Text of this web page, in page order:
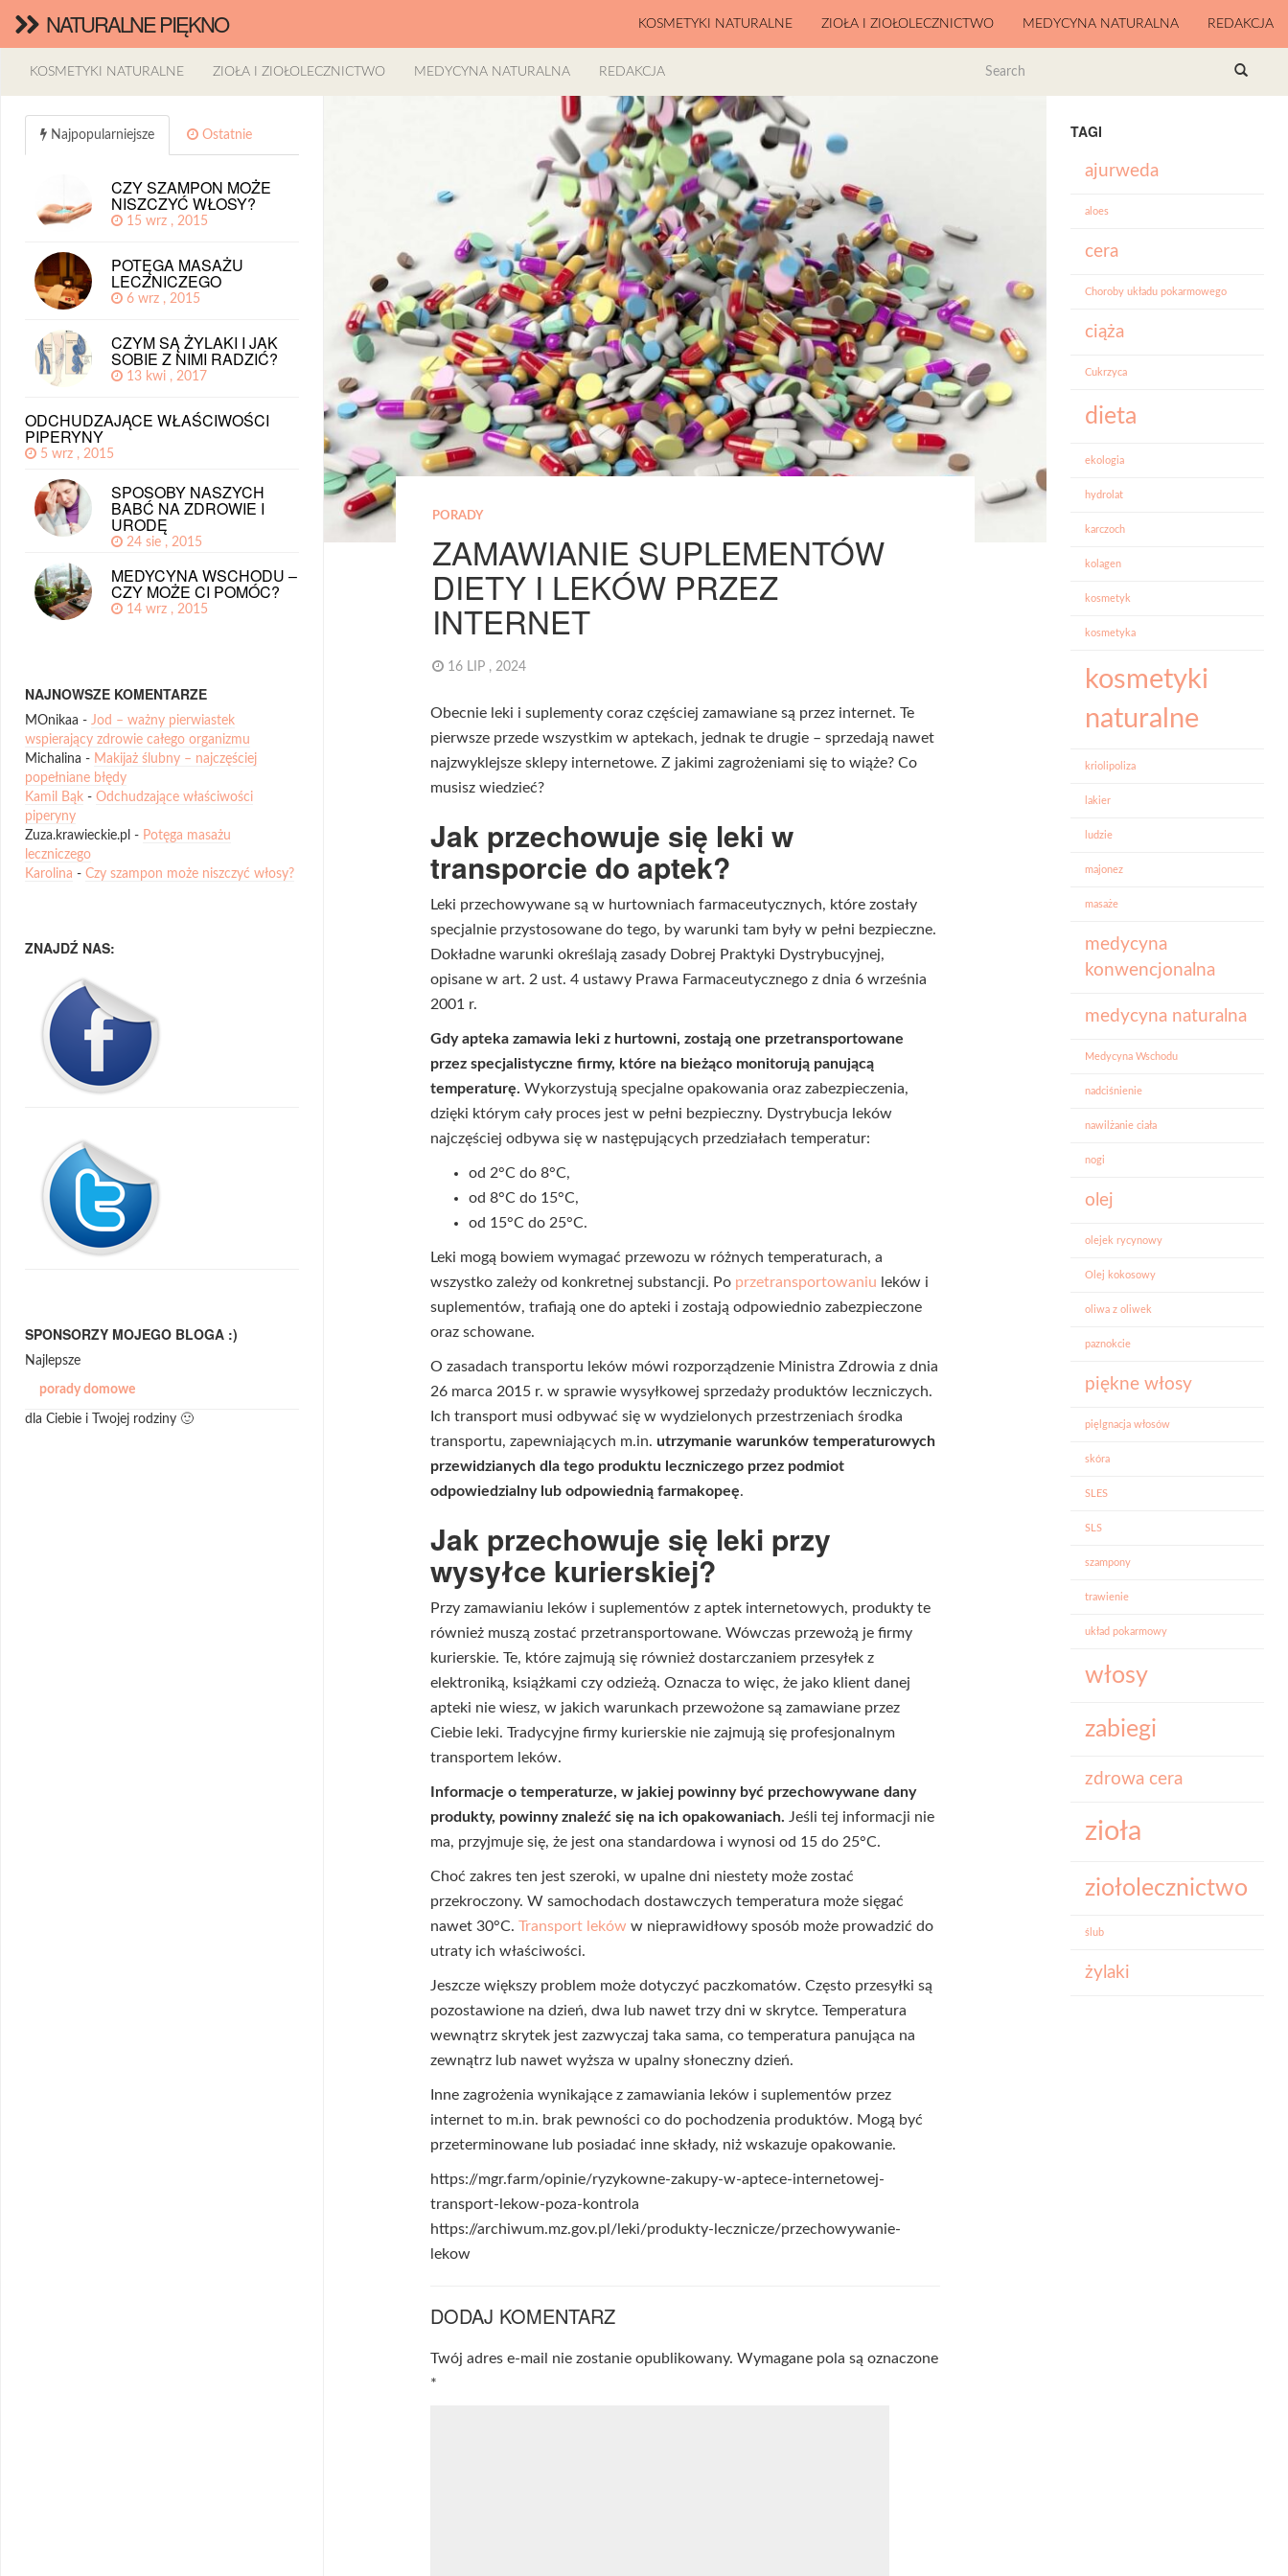
NATURALNE PIĘKNO KOSMETYKI NATURALNE ZIOŁA I ZIOŁOLECZNICTWO MEDYCYNA NATURALNA REDAKCJA
KOSMETYKI NATURALNE ZIOŁA I ZIOŁOLECZNICTWO MEDYCYNA NATURALNA REDAKCJA
PORADY
ZAMAWIANIE SUPLEMENTÓW
DIETY I LEKÓW PRZEZ
INTERNET
16 LIP , 2024
Obecnie leki i suplementy coraz częściej zamawiane są przez internet. Te
pierwsze przede wszystkim w aptekach, jednak te drugie – sprzedają nawet
najzwyklejsze sklepy internetowe. Z jakimi zagrożeniami się to wiąże? Co
musisz wiedzieć?
Jak przechowuje się leki w
transporcie do aptek?
Leki przechowywane są w hurtowniach farmaceutycznych, które zostały
specjalnie przystosowane do tego, by warunki tam były w pełni bezpieczne.
Dokładne warunki określają zasady Dobrej Praktyki Dystrybucyjnej,
opisane w art. 2 ust. 4 ustawy Prawa Farmaceutycznego z dnia 6 września
2001 r.
Gdy apteka zamawia leki z hurtowni, zostają one przetransportowane
przez specjalistyczne firmy, które na bieżąco monitorują panującą
temperaturę.Wykorzystują specjalne opakowania oraz zabezpieczenia,
dzięki którym cały proces jest w pełni bezpieczny. Dystrybucja leków
najczęściej odbywa się w następujących przedziałach temperatur:
od 2°C do 8°C,
od 8°C do 15°C,
od 15°C do 25°C.
Leki mogą bowiem wymagać przewozu w różnych temperaturach, a
wszystko zależy od konkretnej substancji. Po przetransportowaniu leków i
suplementów, trafiają one do apteki i zostają odpowiednio zabezpieczone
oraz schowane.
O zasadach transportu leków mówi rozporządzenie Ministra Zdrowia z dnia
26 marca 2015 r. w sprawie wysyłkowej sprzedaży produktów leczniczych.
Ich transport musi odbywać się w wydzielonych przestrzeniach środka
transportu, zapewniających m.in. utrzymanie warunków temperaturowych
przewidzianych dla tego produktu leczniczego przez podmiot
odpowiedzialny lub odpowiednią farmakopeę.
Jak przechowuje się leki przy
wysyłce kurierskiej?
Przy zamawianiu leków i suplementów z aptek internetowych, produkty te
również muszą zostać przetransportowane. Wówczas przewożą je firmy
kurierskie. Te, które zajmują się również dostarczaniem przesyłek z
elektroniką, książkami czy odzieżą. Oznacza to więc, że jako klient danej
apteki nie wiesz, w jakich warunkach przewożone są zamawiane przez
Ciebie leki. Tradycyjne firmy kurierskie nie zajmują się profesjonalnym
transportem leków.
Informacje o temperaturze, w jakiej powinny być przechowywane dany
produkty, powinny znaleźć się na ich opakowaniach. Jeśli tej informacji nie
ma, przyjmuje się, że jest ona standardowa i wynosi od 15 do 25°C.
Choć zakres ten jest szeroki, w upalne dni niestety może zostać
przekroczony. W samochodach dostawczych temperatura może sięgać
nawet 30°C.Transport lekóww nieprawidłowy sposób może prowadzić do
utraty ich właściwości.
Jeszcze większy problem może dotyczyć paczkomatów. Często przesyłki są
pozostawione na dzień, dwa lub nawet trzy dni w skrytce. Temperatura
wewnątrz skrytek jest zazwyczaj taka sama, co temperatura panująca na
zewnątrz lub nawet wyższa w upalny słoneczny dzień.
Inne zagrożenia wynikające z zamawiania leków i suplementów przez
internet to m.in. brak pewności co do pochodzenia produktów. Mogą być
przeterminowane lub posiadać inne składy, niż wskazuje opakowanie.
https://mgr.farm/opinie/ryzykowne-zakupy-w-aptece-internetowej-
transport-lekow-poza-kontrola
https://archiwum.mz.gov.pl/leki/produkty-lecznicze/przechowywanie-
lekow
DODAJ KOMENTARZ
Twój adres e-mail nie zostanie opublikowany. Wymagane pola są oznaczone
*
TAGI
ajurweda
aloes
cera
Choroby układu pokarmowego
ciąża
Cukrzyca
dieta
ekologia
hydrolat
karczoch
kolagen
kosmetyk
kosmetyka
kosmetyki
naturalne
kriolipoliza
lakier
ludzie
majonez
masaże
medycyna
konwencjonalna
medycyna naturalna
Medycyna Wschodu
nadciśnienie
nawilżanie ciała
nogi
olej
olejek rycynowy
Olej kokosowy
oliwa z oliwek
paznokcie
piękne włosy
pięlgnacja włosów
skóra
SLES
SLS
szampony
trawienie
układ pokarmowy
włosy
zabiegi
zdrowa cera
zioła
ziołolecznictwo
ślub
żylaki
Najpopularniejsze Ostatnie
CZY SZAMPON MOŻE
NISZCZYĆ WŁOSY?
15 wrz , 2015
POTĘGA MASAŻU
LECZNICZEGO
6 wrz , 2015
CZYM SĄ ŻYLAKI I JAK
SOBIE Z NIMI RADZIĆ?
13 kwi , 2017
ODCHUDZAJĄCE WŁAŚCIWOŚCI
PIPERYNY
5 wrz , 2015
SPOSOBY NASZYCH
BABĆ NA ZDROWIE I
URODĘ
24 sie , 2015
MEDYCYNA WSCHODU –
CZY MOŻE CI POMÓC?
14 wrz , 2015
NAJNOWSZE KOMENTARZE
MOnikaa - Jod – ważny pierwiastek
wspierający zdrowie całego organizmu
Michalina - Makijaż ślubny – najczęściej
popełniane błędy
Kamil Bąk - Odchudzające właściwości
piperyny
Zuza.krawieckie.pl - Potęga masażu
leczniczego
Karolina - Czy szampon może niszczyć włosy?
ZNAJDŹ NAS:
SPONSORZY MOJEGO BLOGA :)
Najlepsze
porady domowe
dla Ciebie i Twojej rodziny 🙂